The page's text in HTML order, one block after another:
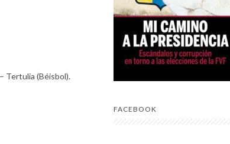
Tertulia (Béisbol).
FACEBOOK